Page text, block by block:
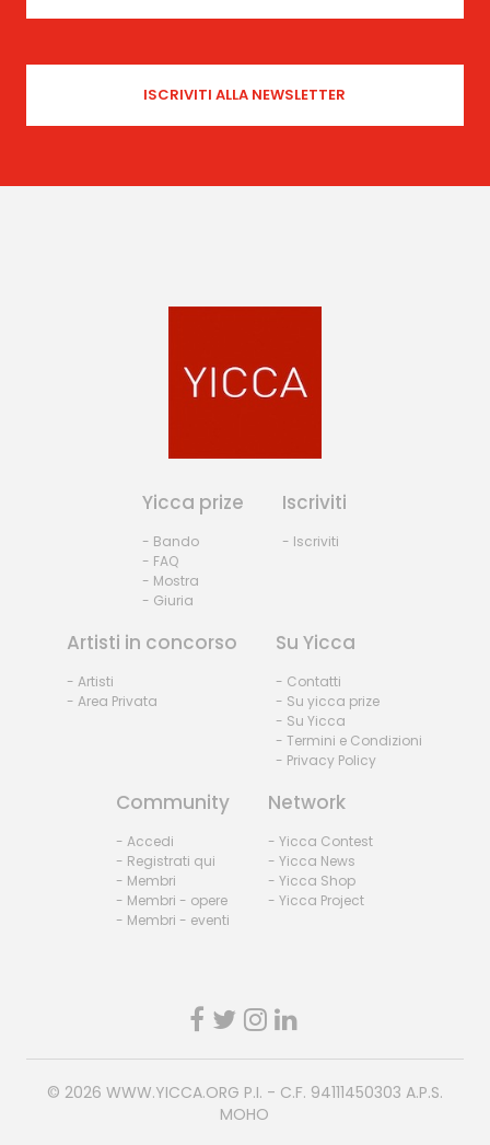
Yicca prize
- Bando
- FAQ
- Mostra
- Giuria
Iscriviti
- Iscriviti
Artisti in concorso
- Artisti
- Area Privata
Su Yicca
- Contatti
- Su yicca prize
- Su Yicca
- Termini e Condizioni
- Privacy Policy
Community
- Accedi
- Registrati qui
- Membri
- Membri - opere
- Membri - eventi
Network
- Yicca Contest
- Yicca News
- Yicca Shop
- Yicca Project
© 2026 WWW.YICCA.ORG P.I. - C.F. 94111450303 A.P.S.
MOHO